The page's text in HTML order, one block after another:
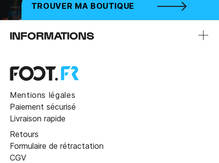
TROUVER MA BOUTIQUE
INFORMATIONS
Mentions légales
Paiement sécurisé
Livraison rapide
Retours
Formulaire de rétractation
CGV